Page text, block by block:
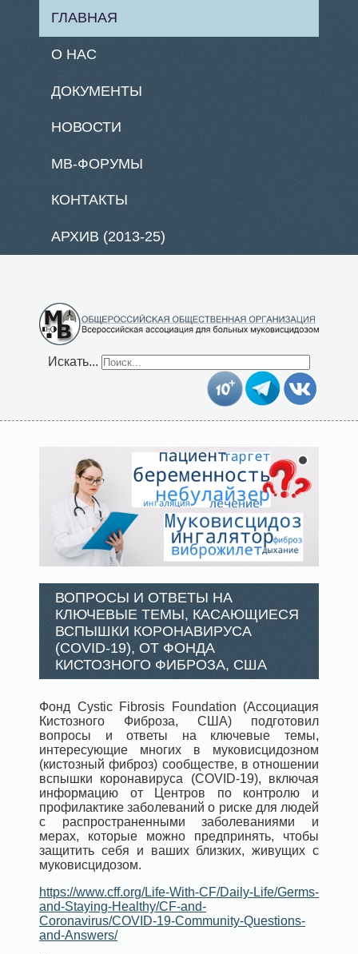
ГЛАВНАЯ
О НАС
ДОКУМЕНТЫ
НОВОСТИ
МВ-ФОРУМЫ
КОНТАКТЫ
АРХИВ (2013-25)
Искать...
ВОПРОСЫ И ОТВЕТЫ НА
КЛЮЧЕВЫЕ ТЕМЫ, КАСАЮЩИЕСЯ
ВСПЫШКИ КОРОНАВИРУСА
(COVID-19), ОТ ФОНДА
КИСТОЗНОГО ФИБРОЗА, США
Фонд Cystic Fibrosis Foundation (Ассоциация
Кистозного Фиброза, США) подготовил
вопросы и ответы на ключевые темы,
интересующие многих в муковисцидозном
(кистозный фиброз) сообществе, в отношении
вспышки коронавируса (COVID-19), включая
информацию от Центров по контролю и
профилактике заболеваний о риске для людей
с распространенными заболеваниями и
мерах, которые можно предпринять, чтобы
защитить себя и ваших близких, живущих с
муковисцидозом.
https://www.cff.org/Life-With-CF/Daily-Life/Germs-
and-Staying-Healthy/CF-and-
Coronavirus/COVID-19-Community-Questions-
and-Answers/